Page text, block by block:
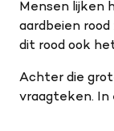
Mensen lijken
aardbeien
dit rood ook
Achter die
vraagteken. In